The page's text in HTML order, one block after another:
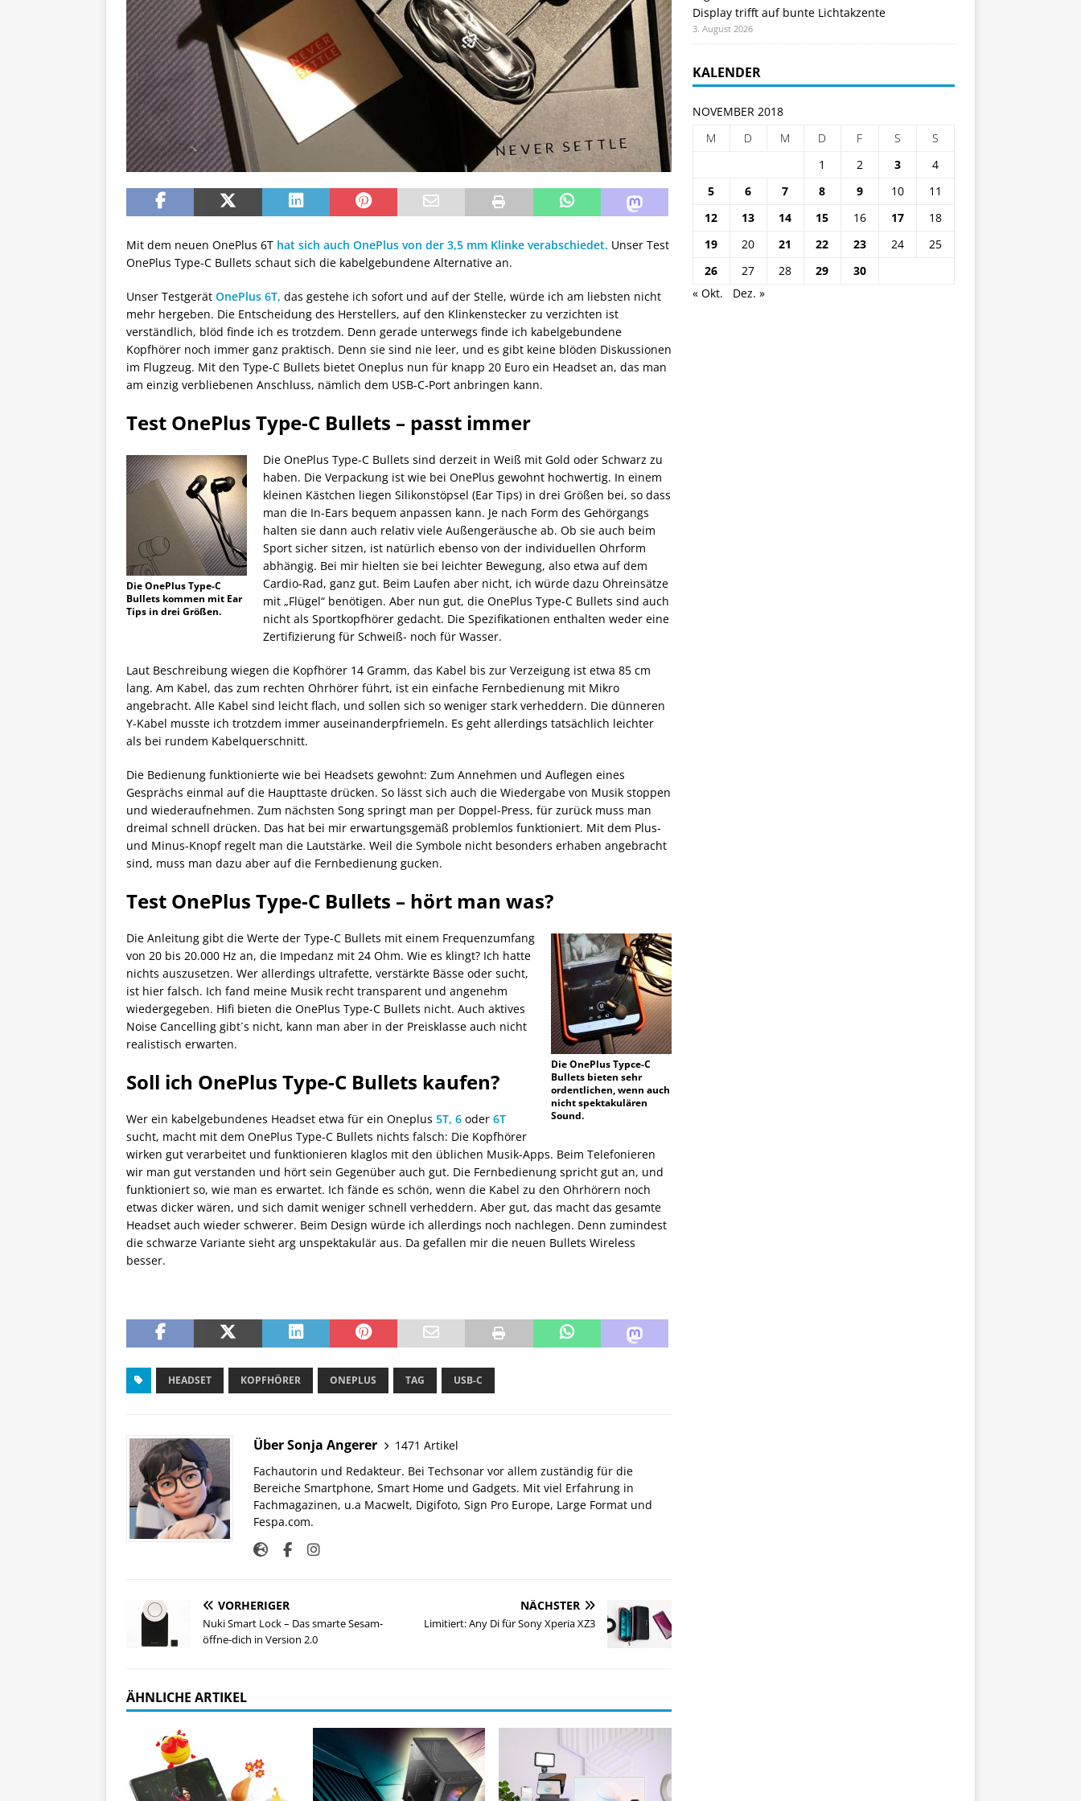
Mit dem neuen OnePlus 6T hat sich auch OnePlus von der 3,5 mm Klinke verabschiedet. Unser Test
OnePlus Type-C Bullets schaut sich die kabelgebundene Alternative an.
Unser Testgerät OnePlus 6T, das gestehe ich sofort und auf der Stelle, würde ich am liebsten nicht
mehr hergeben. Die Entscheidung des Herstellers, auf den Klinkenstecker zu verzichten ist
verständlich, blöd finde ich es trotzdem. Denn gerade unterwegs finde ich kabelgebundene
Kopfhörer noch immer ganz praktisch. Denn sie sind nie leer, und es gibt keine blöden Diskussionen
im Flugzeug. Mit den Type-C Bullets bietet Oneplus nun für knapp 20 Euro ein Headset an, das man
am einzig verbliebenen Anschluss, nämlich dem USB-C-Port anbringen kann.
Test OnePlus Type-C Bullets – passt immer
Die OnePlus Type-C
Bullets kommen mit Ear
Tips in drei Größen.
Die OnePlus Type-C Bullets sind derzeit in Weiß mit Gold oder Schwarz zu
haben. Die Verpackung ist wie bei OnePlus gewohnt hochwertig. In einem
kleinen Kästchen liegen Silikonstöpsel (Ear Tips) in drei Größen bei, so dass
man die In-Ears bequem anpassen kann. Je nach Form des Gehörgangs
halten sie dann auch relativ viele Außengeräusche ab. Ob sie auch beim
Sport sicher sitzen, ist natürlich ebenso von der individuellen Ohrform
abhängig. Bei mir hielten sie bei leichter Bewegung, also etwa auf dem
Cardio-Rad, ganz gut. Beim Laufen aber nicht, ich würde dazu Ohreinsätze
mit „Flügel“ benötigen. Aber nun gut, die OnePlus Type-C Bullets sind auch
nicht als Sportkopfhörer gedacht. Die Spezifikationen enthalten weder eine
Zertifizierung für Schweiß- noch für Wasser.
Laut Beschreibung wiegen die Kopfhörer 14 Gramm, das Kabel bis zur Verzeigung ist etwa 85 cm
lang. Am Kabel, das zum rechten Ohrhörer führt, ist ein einfache Fernbedienung mit Mikro
angebracht. Alle Kabel sind leicht flach, und sollen sich so weniger stark verheddern. Die dünneren
Y-Kabel musste ich trotzdem immer auseinanderpfriemeln. Es geht allerdings tatsächlich leichter
als bei rundem Kabelquerschnitt.
Die Bedienung funktionierte wie bei Headsets gewohnt: Zum Annehmen und Auflegen eines
Gesprächs einmal auf die Haupttaste drücken. So lässt sich auch die Wiedergabe von Musik stoppen
und wiederaufnehmen. Zum nächsten Song springt man per Doppel-Press, für zurück muss man
dreimal schnell drücken. Das hat bei mir erwartungsgemäß problemlos funktioniert. Mit dem Plus-
und Minus-Knopf regelt man die Lautstärke. Weil die Symbole nicht besonders erhaben angebracht
sind, muss man dazu aber auf die Fernbedienung gucken.
Test OnePlus Type-C Bullets – hört man was?
Die OnePlus Typce-C
Bullets bieten sehr
ordentlichen, wenn auch
nicht spektakulären
Sound.
Die Anleitung gibt die Werte der Type-C Bullets mit einem Frequenzumfang
von 20 bis 20.000 Hz an, die Impedanz mit 24 Ohm. Wie es klingt? Ich hatte
nichts auszusetzen. Wer allerdings ultrafette, verstärkte Bässe oder sucht,
ist hier falsch. Ich fand meine Musik recht transparent und angenehm
wiedergegeben. Hifi bieten die OnePlus Type-C Bullets nicht. Auch aktives
Noise Cancelling gibt´s nicht, kann man aber in der Preisklasse auch nicht
realistisch erwarten.
Soll ich OnePlus Type-C Bullets kaufen?
Wer ein kabelgebundenes Headset etwa für ein Oneplus 5T, 6 oder 6T
sucht, macht mit dem OnePlus Type-C Bullets nichts falsch: Die Kopfhörer
wirken gut verarbeitet und funktionieren klaglos mit den üblichen Musik-Apps. Beim Telefonieren
wir man gut verstanden und hört sein Gegenüber auch gut. Die Fernbedienung spricht gut an, und
funktioniert so, wie man es erwartet. Ich fände es schön, wenn die Kabel zu den Ohrhörern noch
etwas dicker wären, und sich damit weniger schnell verheddern. Aber gut, das macht das gesamte
Headset auch wieder schwerer. Beim Design würde ich allerdings noch nachlegen. Denn zumindest
die schwarze Variante sieht arg unspektakulär aus. Da gefallen mir die neuen Bullets Wireless
besser.
HEADSET KOPFHÖRER ONEPLUS TAG USB-C
Über Sonja Angerer
1471 Artikel
Fachautorin und Redakteur. Bei Techsonar vor allem zuständig für die
Bereiche Smartphone, Smart Home und Gadgets. Mit viel Erfahrung in
Fachmagazinen, u.a Macwelt, Digifoto, Sign Pro Europe, Large Format und
Fespa.com.
VORHERIGER
Nuki Smart Lock – Das smarte Sesam-
öffne-dich in Version 2.0
NÄCHSTER
Limitiert: Any Di für Sony Xperia XZ3
ÄHNLICHE ARTIKEL
Display trifft auf bunte Lichtakzente
3. August 2026
KALENDER
NOVEMBER 2018
M
D M D F S
S
1
2 3
4
5
6 7 8 9 10
11
12
13 14 15 16 17
18
19
20 21 22 23 24
25
26
27 28 29
30
« Okt.
Dez. »